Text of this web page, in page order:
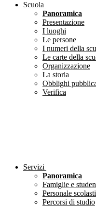
Scuola
Panoramica
Presentazione
I luoghi
Le persone
I numeri della
Le carte della
Organizzazione
La storia
Obblighi
Verifica
Servizi
Panoramica
Famiglie e
Personale
Percorsi di studio